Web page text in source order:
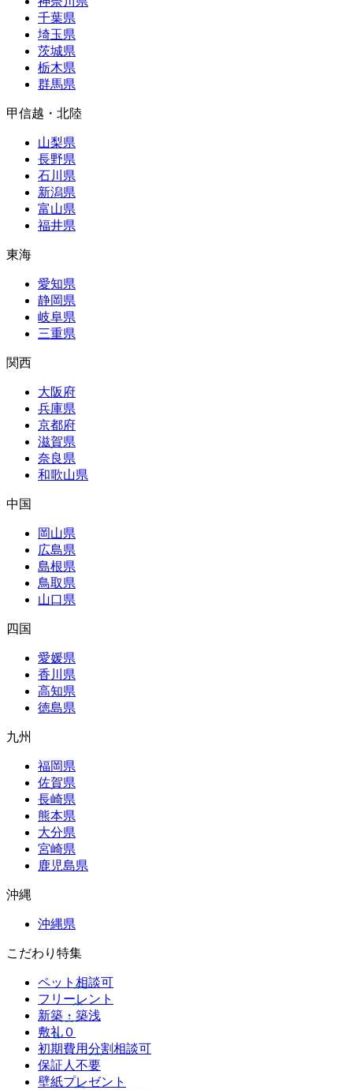
千葉県
埼玉県
茨城県
栃木県
群馬県
甲信越・北陸
山梨県
長野県
石川県
新潟県
富山県
福井県
東海
愛知県
静岡県
岐阜県
三重県
関西
大阪府
兵庫県
京都府
滋賀県
奈良県
和歌山県
中国
岡山県
広島県
島根県
鳥取県
山口県
四国
愛媛県
香川県
高知県
徳島県
九州
福岡県
佐賀県
長崎県
熊本県
大分県
宮崎県
鹿児島県
沖縄
沖縄県
こだわり特集
ペット相談可
フリーレント
新築・築浅
敷礼０
初期費用分割相談可
保証人不要
壁紙プレゼント